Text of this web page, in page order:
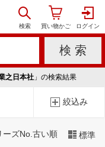
之日本社 」の検索結果
絞込み
ーズNo.古い順 標準